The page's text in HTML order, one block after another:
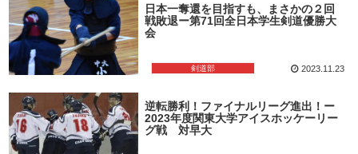
剣道部
日本一奪還を目指すも、まさかの２回
戦敗退ー第71回全日本学生剣道優勝大
会
2023.11.23
逆転勝利！ファイナルリーグ進出！ー
2023年度関東大学アイスホッケーリー
グ戦 対早大